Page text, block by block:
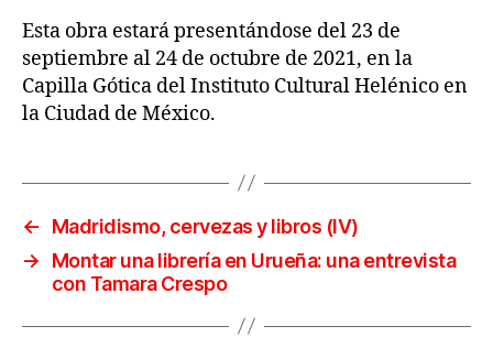
Esta obra estará presentándose del 23 de
septiembre al 24 de octubre de 2021, en la
Capilla Gótica del Instituto Cultural Helénico en
la Ciudad de México.
←
Madridismo, cervezas y libros (IV)
→
Montar una librería en Urueña: una entrevista
con Tamara Crespo